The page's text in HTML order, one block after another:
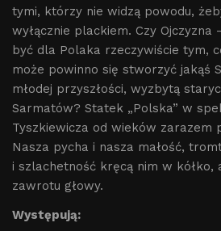
tymi, którzy nie widzą powodu,
wyłącznie plackiem. Czy Ojczyzna
być dla Polaka rzeczywiście tym,
może powinno się stworzyć jakąś
młodej przyszłości, wyzbytą
Sarmatów? Statek „Polska” w
Tyszkiewicza od wieków zarazem
Nasza pycha i nasza małość,
i szlachetność kręcą nim w kółko,
zawrotu głowy.
Występują: